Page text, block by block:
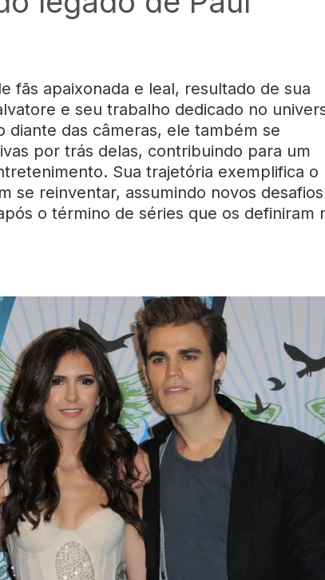
fãs apaixonada e leal, resultado de sua
e seu trabalho dedicado no
das câmeras, ele também se
por trás delas, contribuindo para um
Sua trajetória exemplifica o
se reinventar, assumindo novos
o término de séries que os definiram